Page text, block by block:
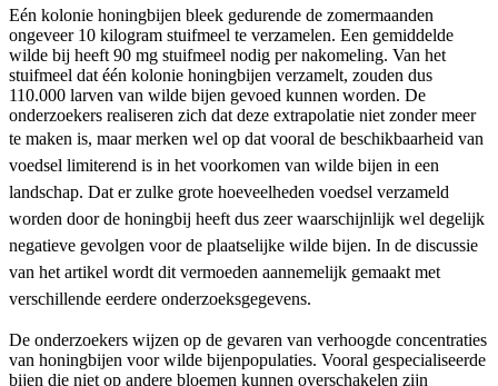
Eén kolonie honingbijen bleek gedurende de zomermaanden
ongeveer 10 kilogram stuifmeel te verzamelen. Een gemiddelde
wilde bij heeft 90 mg stuifmeel nodig per nakomeling. Van het
stuifmeel dat één kolonie honingbijen verzamelt, zouden dus
110.000 larven van wilde bijen gevoed kunnen worden. De
onderzoekers realiseren zich dat deze extrapolatie niet zonder meer
te maken is, maar merken wel op dat vooral de beschikbaarheid van
voedsel limiterend is in het voorkomen van wilde bijen in een
landschap. Dat er zulke grote hoeveelheden voedsel verzameld
worden door de honingbij heeft dus zeer waarschijnlijk wel degelijk
negatieve gevolgen voor de plaatselijke wilde bijen. In de discussie
van het artikel wordt dit vermoeden aannemelijk gemaakt met
verschillende eerdere onderzoeksgegevens.
De onderzoekers wijzen op de gevaren van verhoogde concentraties
van honingbijen voor wilde bijenpopulaties. Vooral gespecialiseerde
bijen die niet op andere bloemen kunnen overschakelen zijn